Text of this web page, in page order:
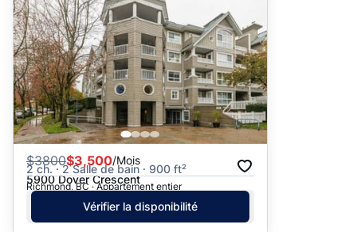
$3800$3,500/Mois
2 ch. · 2 Salle de bain · 900 ft²
5900 Dover Crescent
Richmond, BC · Appartement entier
Vérifier la disponibilité